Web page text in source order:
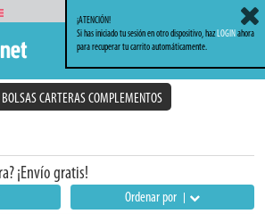
Complementos
BOLSAS CARTERAS COMPLEMENTOS
¡Envío gratis!
Ordenar por
¡ATENCIÓN!
Si has iniciado tu sesión en otro dispositivo, hazLOGINahora
para recuperar tu carrito automáticamente.